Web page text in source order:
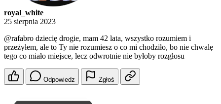
royal_white
25 sierpnia 2023
@rafabro dziecię drogie, mam 42 lata, wszystko rozumiem i
przeżyłem, ale to Ty nie rozumiesz o co mi chodziło, bo nie chwalę
tego co miało miejsce, lecz odwrotnie nie byłoby rozgłosu
Odpowiedz Zgłoś